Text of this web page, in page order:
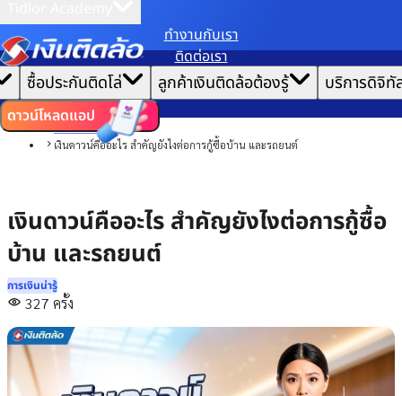
ทํางานกับเรา
ติดต่อเรา
| ซื้อประกันติดโล่ ลูกค้าเงินติดล้อต้องรู้ บริการดิจิทั
ดาวน์โหลดแอป
หน้าแรก
บทความ
การเงินน่ารู้
การบริหารหนี้
เงินดาวน์คืออะไร สำคัญยังไงต่อการกู้ซื้อบ้าน และรถยนต์
เงินดาวน์คืออะไร สำคัญยังไงต่อการกู้ซื้อ
บ้าน และรถยนต์
การเงินน่ารู้
327 ครั้ง
เราขอเก็บข้อมูลตาม นโยบายการใช้คุกกี้เพื่อมอบประสบการณ์การใช้งานเว็บไซต์ที่ดีที่สุดให้
คุณ
ตั้งค่าคุกกี้ ยอมรับคุกกี้ทั้งหมด